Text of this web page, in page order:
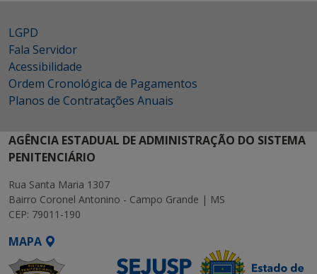
LGPD
Fala Servidor
Acessibilidade
Ordem Cronológica de Pagamentos
Planos de Contratações Anuais
AGÊNCIA ESTADUAL DE ADMINISTRAÇÃO DO SISTEMA
PENITENCIÁRIO
Rua Santa Maria 1307
Bairro Coronel Antonino - Campo Grande | MS
CEP: 79011-190
MAPA